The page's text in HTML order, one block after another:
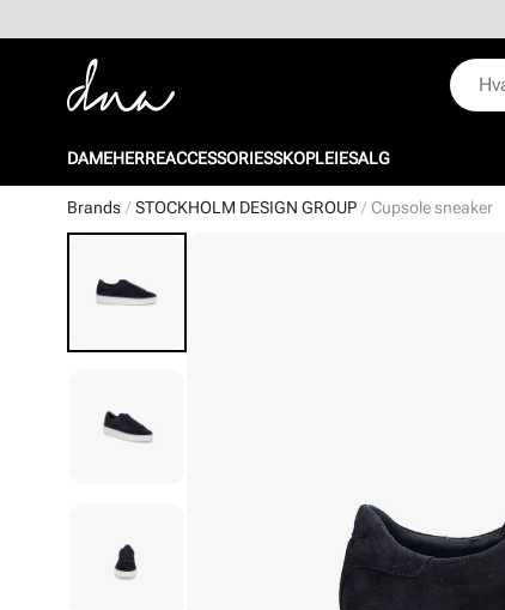
DAMEHERREACCESSORIESSKOPLEIESALG
Brands STOCKHOLM DESIGN GROUP Cupsole sneaker